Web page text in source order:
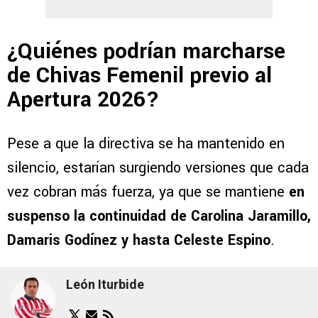
¿Quiénes podrían marcharse
de Chivas Femenil previo al
Apertura 2026?
Pese a que la directiva se ha mantenido en
silencio, estarían surgiendo versiones que cada
vez cobran más fuerza, ya que se mantiene en
suspenso la continuidad de Carolina Jaramillo,
Damaris Godínez y hasta Celeste Espino.
León Iturbide